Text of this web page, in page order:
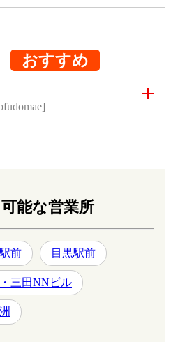
おすすめ
能な営業所
前 目黒駅前
三田NNビル